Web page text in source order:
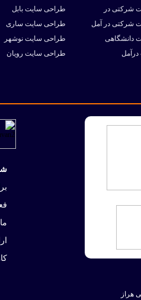
شرکتی در
شرکتی در آمل
دانشگاهی
درآمل
طراحی سایت بابل
طراحی سایت ساری
طراحی سایت نوشهر
طراحی سایت رویان
هراز